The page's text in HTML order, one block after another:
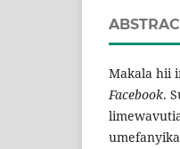
Makala hii
Facebook.